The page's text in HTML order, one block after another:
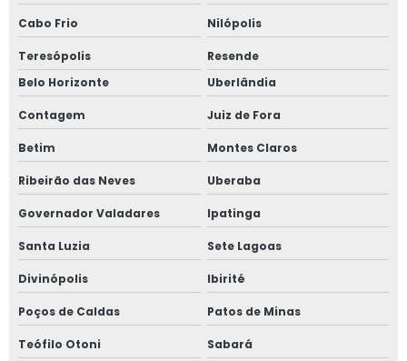
Display porta folheto
Displays para pdv
Empresa de cartazes
Empresa de comunicação visual para varejo
Empresa de consultoria em precificação
Empresa de consultoria em precificação e sinalização
Empresa de consultoria em precificação gratuita
Empresa de curso de cartazista
Empresa de tabelas de preço
Cabo Frio Nilópolis
Teresópolis
Resende
Belo Horizonte
Uberlândia
Contagem Juiz de Fora
Betim Montes Claros
Ribeirão das Neves Uberaba
Governador Valadares Ipatinga
Santa Luzia Sete Lagoas
Divinópolis Ibirité
Poços de Caldas Patos de Minas
Teófilo Otoni Sabará